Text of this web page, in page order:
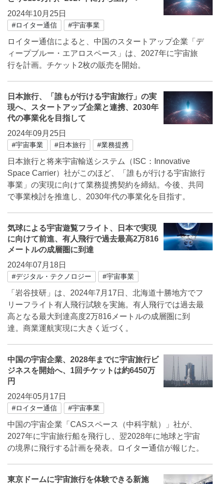
2024年10月25日
#ロイター通信 #宇宙事業
ロイター通信によると、中国のスタートアップ企業「デ
ィープブルー・エアロスペース」は、2027年に宇宙旅
行を計画。チケット2枚の販売を開始。
日本旅行、「誰もが行ける宇宙旅行」の実
現へ、スタートアップ企業と連携、2030年
代の事業化を目指して
2024年09月25日
#宇宙事業 #日本旅行 #業務提携
日本旅行と将来宇宙輸送システム（ISC：Innovative
Space Carrier）社がこのほど、「誰もが行ける宇宙旅行
事業」の実現に向けて業務提携契約を締結。今後、共同
で事業検討を推進し、2030年代の事業化を目指す。
気球による宇宙遊覧フライト、日本で実現
に向けて前進、有人飛行で過去最高2万816
メートルの成層圏に到達
2024年07月18日
#デジタル・テクノロジー #宇宙事業
「岩谷技研」は、2024年7月17日、北海道十勝地方でフ
リーフライト有人飛行試験を実施。有人飛行では過去最
高となる最大到達高度2万816メートルの成層圏に到
達。商業運航実現に大きく近づく。
中国の宇宙企業、2028年までに宇宙旅行ビ
ジネスを開始へ、1回チケットは約6450万
円
2024年05月17日
#ロイター通信 #宇宙事業
中国の宇宙企業「CASスペース（中科宇航）」社が、
2027年に宇宙旅行船を飛行し、翌2028年に地球と宇宙
の境界に飛行する計画を発表。ロイター通信が報じた。
東京ドームに宇宙旅行を体験できる新施